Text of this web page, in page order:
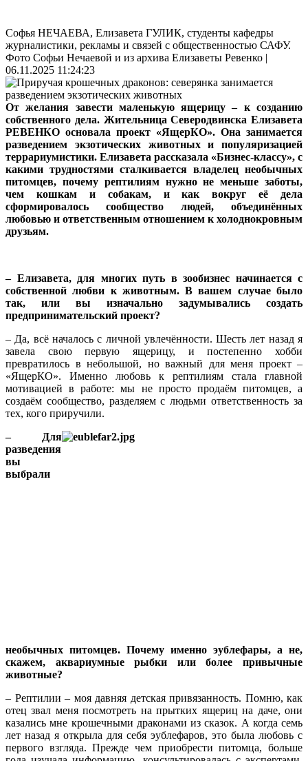
Софья НЕЧАЕВА, Елизавета ГУЛИК, студенты кафедры
журналистики, рекламы и связей с общественностью САФУ.
Фото Софьи Нечаевой и из архива Елизаветы Ревенко |
06.11.2025 11:24:23
От желания завести маленькую ящерицу – к созданию
собственного дела. Жительница Северодвинска Елизавета
РЕВЕНКО основала проект «ЯщерКО». Она занимается
разведением экзотических животных и популяризацией
террариумистики. Елизавета рассказала «Бизнес-классу», с
какими трудностями сталкивается владелец необычных
питомцев, почему рептилиям нужно не меньше заботы,
чем кошкам и собакам, и как вокруг её дела
сформировалось сообщество людей, объединённых
любовью и ответственным отношением к холоднокровным
друзьям.
– Елизавета, для многих путь в зообизнес начинается с
собственной любви к животным. В вашем случае было
так, или вы изначально задумывались создать
предпринимательский проект?
– Да, всё началось с личной увлечённости. Шесть лет назад я
завела свою первую ящерицу, и постепенно хобби
превратилось в небольшой, но важный для меня проект –
«ЯщерКО». Именно любовь к рептилиям стала главной
мотивацией в работе: мы не просто продаём питомцев, а
создаём сообщество, разделяем с людьми ответственность за
тех, кого приручили.
– Для
разведения
вы
выбрали
необычных питомцев. Почему именно эублефары, а не,
скажем, аквариумные рыбки или более привычные
животные?
– Рептилии – моя давняя детская привязанность. Помню, как
отец звал меня посмотреть на прытких ящериц на даче, они
казались мне крошечными драконами из сказок. А когда семь
лет назад я открыла для себя эублефаров, это была любовь с
первого взгляда. Прежде чем приобрести питомца, больше